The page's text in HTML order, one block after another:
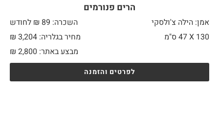
הרים פנורמים
אמן: הילה צ'ולסקי
השכרה: 89 ₪ לחודש
130 X
מחיר בגלריה: 3,204 ₪
מבצע באתר:
₪ 2,800
לפרטים והזמנה